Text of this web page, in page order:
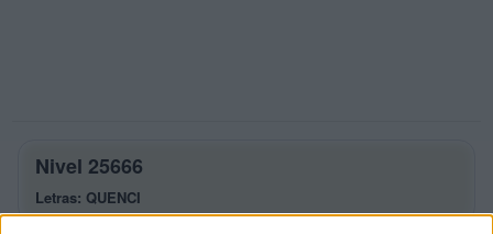
Nivel 25666
Letras: QUENCI